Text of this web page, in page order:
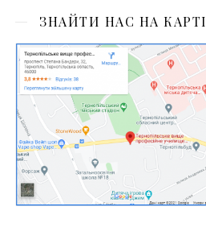
ЗНАЙТИ НАС НА КАРТІ